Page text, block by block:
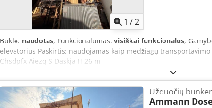
1 /2
Būklė: naudotas, Funkcionalumas: visiškai funkcionalus,
elevatorius Paskirtis: naudojamas kaip medžiagų
Chsdpfx Aiezq S Daskja H 26 m
Užduočių
Ammann